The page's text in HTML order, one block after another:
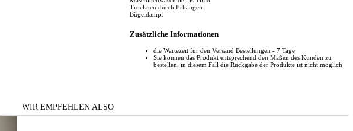
Trocknen durch Erhängen
Bügeldampf
Zusätzliche Informationen
die Wartezeit für den Versand Bestellungen - 7 Tage
Sie können das Produkt entsprechend den Maßen des Kunden zu
bestellen, in diesem Fall die Rückgabe der Produkte ist nicht möglich
WIR EMPFEHLEN ALSO